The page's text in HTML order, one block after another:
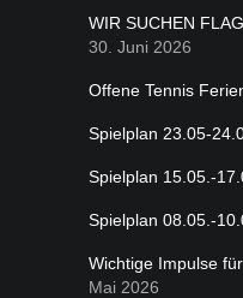
WIR SUCHEN
30. Juni 2026
Offene Tennis
Spielplan 23.05-
Spielplan 15.05.-
Spielplan 08.05.-
Wichtige Impulse
Mai 2026